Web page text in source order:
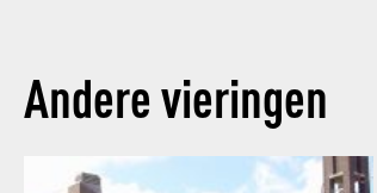
Andere vieringen